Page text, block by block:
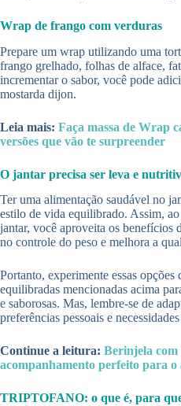
Wrap de frango com verduras
Prepare um wrap utilizando uma
frango grelhado, folhas de alface,
incrementar o sabor, você pode
mostarda dijon.
Leia mais: Faça massa de Wrap
versões que vão te surpreender
O jantar precisa ser leva e
Ter uma alimentação saudável no
estilo de vida equilibrado. Assim,
jantar, você aproveita os
no controle do peso e melhora a
Portanto, experimente essas
equilibradas mencionadas acima
e saborosas. Mas, lembre-se de
preferências pessoais e
Continue a leitura: Berinjela
acompanhamento perfeito para
TRIPTOFANO: o que é, para